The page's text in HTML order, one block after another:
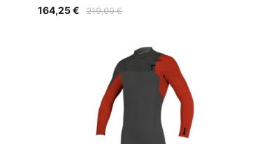
219,00 €
164,25 €